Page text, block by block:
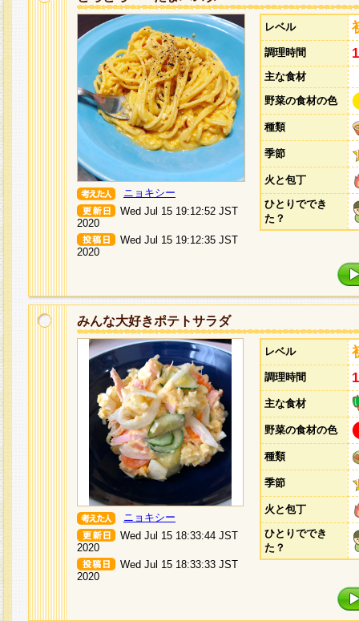
ニョキシー
Wed Jul 15 19:12:52 JST
2020
Wed Jul 15 19:12:35 JST
2020
レベル
調理時間
主な食材
野菜の食材の色
種類
季節
火と包丁
ひとりででき
た？
みんな大好きポテトサラダ
ニョキシー
Wed Jul 15 18:33:44 JST
2020
Wed Jul 15 18:33:33 JST
2020
レベル
調理時間
主な食材
野菜の食材の色
種類
季節
火と包丁
ひとりででき
た？